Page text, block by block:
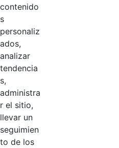
Productos
AÑADIR COMENTARIOS
contenido
s
personaliz
ados,
analizar
tendencia
s,
administra
r el sitio,
llevar un
seguimien
to de los